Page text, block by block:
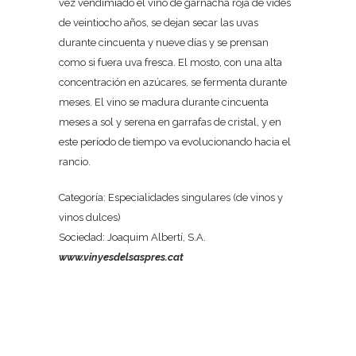
vez vendimiado el vino de garnacha roja de vides
de veintiocho años, se dejan secar las uvas
durante cincuenta y nueve días y se prensan
como si fuera uva fresca. El mosto, con una alta
concentración en azúcares, se fermenta durante
meses. El vino se madura durante cincuenta
meses a sol y serena en garrafas de cristal, y en
este período de tiempo va evolucionando hacia el
rancio.
Categoría: Especialidades singulares (de vinos y
vinos dulces)
Sociedad: Joaquim Albertí, S.A.
www.vinyesdelsaspres.cat